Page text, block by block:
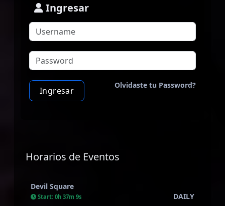
Ingresar
Ingresar
Olvidaste tu Password?
Horarios de Eventos
Devil Square
Start: 0h 37m 8s
DAILY